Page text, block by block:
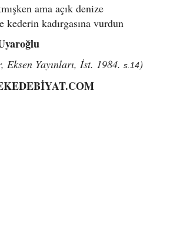
ama açık denize
kederin kadırgasına vurdun
Eksen Yayınları, İst. 1984. s.14)